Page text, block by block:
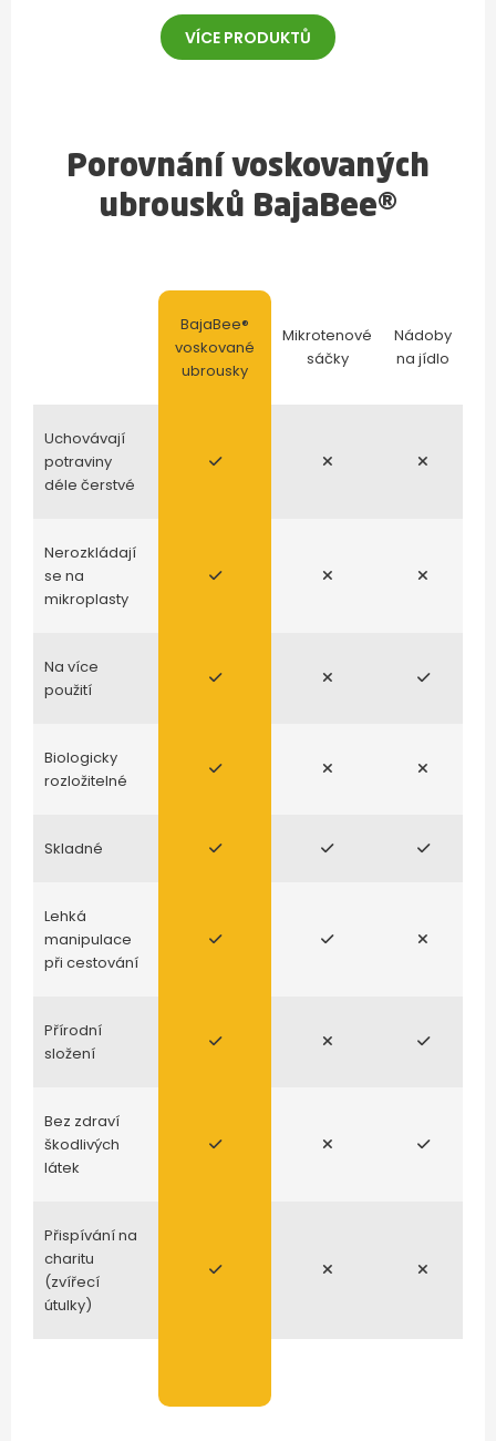
VÍCE PRODUKTŮ
Porovnání voskovaných
ubrousků BajaBee®
BajaBee®
voskované
ubrousky
Mikrotenové
sáčky
Nádoby
na jídlo
Uchovávají
potraviny
déle čerstvé
Nerozkládají
se na
mikroplasty
Na více
použití
Biologicky
rozložitelné
Skladné
Lehká
manipulace
při cestování
Přírodní
složení
Bez zdraví
škodlivých
látek
Přispívání na
charitu
(zvířecí
útulky)